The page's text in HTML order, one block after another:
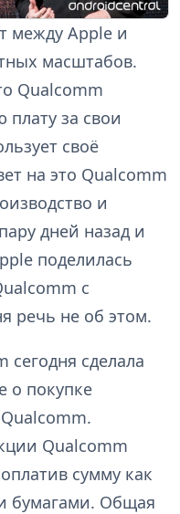
между Apple и
масштабов.
Qualcomm
за свои
своё
на это Qualcomm
и
дней назад и
поделилась
с
речь не об этом.
сделала
о покупке
Qualcomm
сумму как
бумагами. Общая